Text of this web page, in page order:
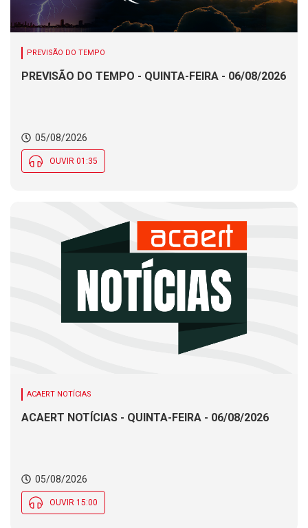
PREVISÃO DO TEMPO
PREVISÃO DO TEMPO - QUINTA-FEIRA - 06/08/2026
05/08/2026
OUVIR 01:35
ACAERT NOTÍCIAS
ACAERT NOTÍCIAS - QUINTA-FEIRA - 06/08/2026
05/08/2026
OUVIR 15:00